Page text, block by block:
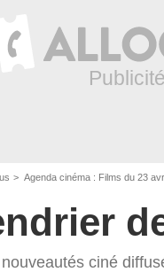
Agenda cinéma : Films du 23
ciné